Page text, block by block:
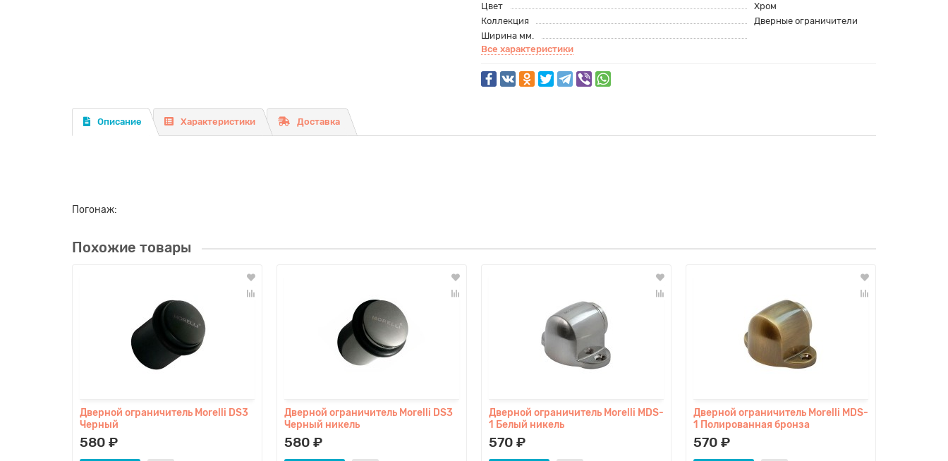
Цвет
Хром
Коллекция
Дверные ограничители
Ширина мм.
Все характеристики
Описание Характеристики Доставка
Погонаж:
Похожие товары
Дверной ограничитель Morelli DS3
Черный
580 ₽
Дверной ограничитель Morelli DS3
Черный никель
580 ₽
Дверной ограничитель Morelli MDS-
1 Белый никель
570 ₽
Дверной ограничитель Morelli MDS-
1 Полированная бронза
570 ₽